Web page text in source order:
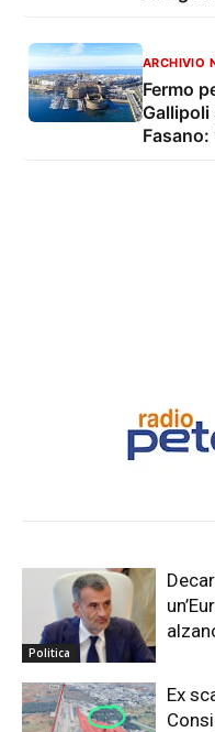
ARCHIVIO
Fermo
Gallipoli
Politica
Ex